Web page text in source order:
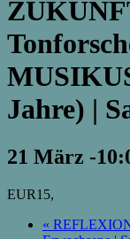
Jahre) |
21 März -
EUR15,
«